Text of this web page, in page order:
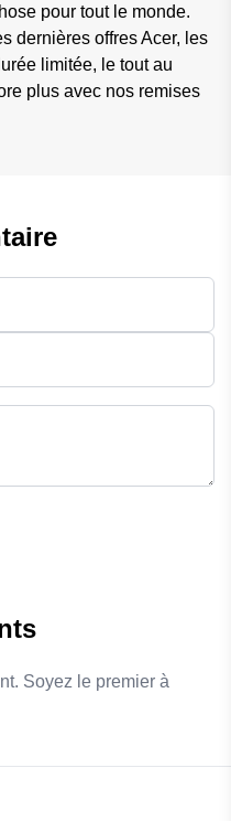
pour tout le monde.
dernières offres Acer, les
limitée, le tout au
plus avec nos remises
Soyez le premier à